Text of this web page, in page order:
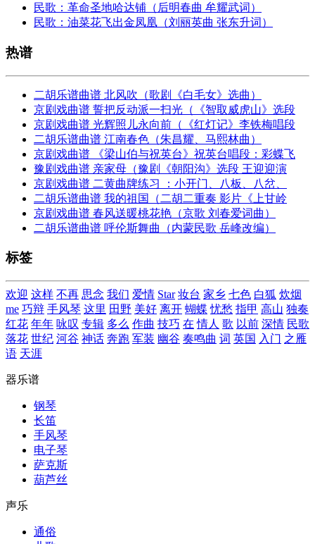
民歌：革命圣地哈达铺（后明春曲 牟耀武词）
民歌：油菜花飞出金凤凰（刘丽英曲 张东升词）
热谱
二胡乐谱曲谱 北风吹（歌剧《白毛女》选曲）
京剧戏曲谱 誓把反动派一扫光（《智取威虎山》选段
京剧戏曲谱 光辉照儿永向前（《红灯记》李铁梅唱段
二胡乐谱曲谱 江南春色（朱昌耀、马熙林曲）
京剧戏曲谱 《梁山伯与祝英台》祝英台唱段：彩蝶飞
豫剧戏曲谱 亲家母（豫剧《朝阳沟》选段 王迎迎演
京剧戏曲谱 二黄曲牌练习 ：小开门、八板、八岔、
二胡乐谱曲谱 我的祖国（二胡二重奏 影片《上甘岭
京剧戏曲谱 春风送暖桃花艳（京歌 刘春爱词曲）
二胡乐谱曲谱 呼伦斯舞曲（内蒙民歌 岳峰改编）
标签
欢迎 这样 不再 思念 我们 爱情 Star 妆台 家乡 七色 白狐 炊烟
me 巧辩 手风琴 这里 田野 美好 离开 蝴蝶 忧愁 指甲 高山 独奏
红花 年年 咏叹 专辑 多么 作曲 技巧 在 情人 歌 以前 深情 民歌
落花 世纪 河谷 神话 奔跑 军装 幽谷 奏鸣曲 词 英国 入门 之雁
语 天涯
器乐谱
钢琴
长笛
手风琴
电子琴
萨克斯
葫芦丝
声乐
通俗